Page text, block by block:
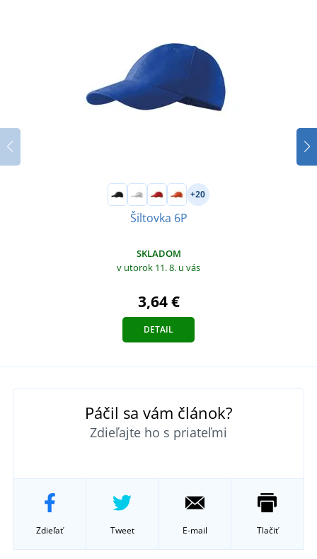
+20
Šiltovka 6P
SKLADOM
v utorok 11. 8. u vás
3,64 €
DETAIL
Páčil sa vám článok?
Zdieľajte ho s priateľmi
Zdieľať Tweet E-mail Tlačiť